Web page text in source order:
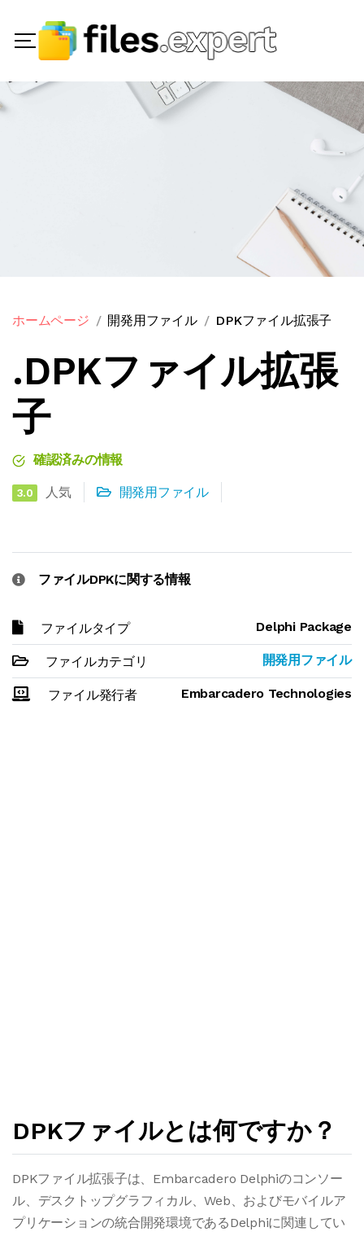
ホームページ 開発用ファイル DPKファイル拡張子
.DPKファイル拡張
子
確認済みの情報
3.0 人気 開発用ファイル
ファイルDPKに関する情報
ファイルタイプ Delphi Package
ファイルカテゴリ 開発用ファイル
ファイル発行者 Embarcadero Technologies
DPKファイルとは何ですか？
DPKファイル拡張子は、Embarcadero Delphiのコンソー
ル、デスクトップグラフィカル、Web、およびモバイルア
プリケーションの統合開発環境であるDelphiに関連してい